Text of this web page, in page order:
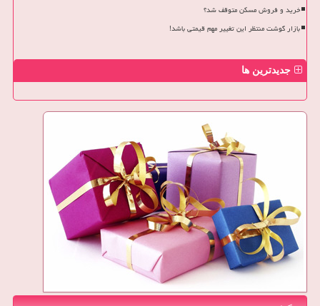
خرید و فروش مسکن متوقف شد؟
بازار گوشت منتظر این تغییر مهم قیمتی باشد!
جدیدترین ها